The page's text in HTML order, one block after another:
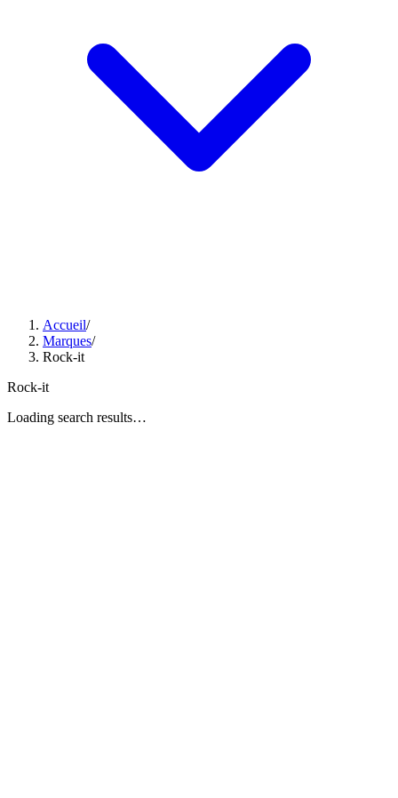
Accueil/
Marques/
Rock-it
Rock-it
Loading search results…